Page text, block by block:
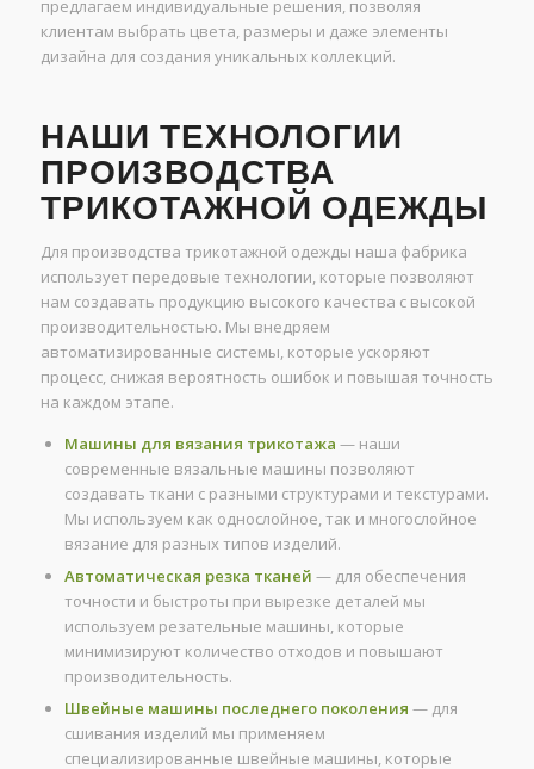
предлагаем индивидуальные решения, позволяя
клиентам выбрать цвета, размеры и даже элементы
дизайна для создания уникальных коллекций.
НАШИ ТЕХНОЛОГИИ
ПРОИЗВОДСТВА
ТРИКОТАЖНОЙ ОДЕЖДЫ
Для производства трикотажной одежды наша фабрика
использует передовые технологии, которые позволяют
нам создавать продукцию высокого качества с высокой
производительностью. Мы внедряем
автоматизированные системы, которые ускоряют
процесс, снижая вероятность ошибок и повышая точность
на каждом этапе.
Машины для вязания трикотажа — наши
современные вязальные машины позволяют
создавать ткани с разными структурами и текстурами.
Мы используем как однослойное, так и многослойное
вязание для разных типов изделий.
Автоматическая резка тканей — для обеспечения
точности и быстроты при вырезке деталей мы
используем резательные машины, которые
минимизируют количество отходов и повышают
производительность.
Швейные машины последнего поколения — для
сшивания изделий мы применяем
специализированные швейные машины, которые